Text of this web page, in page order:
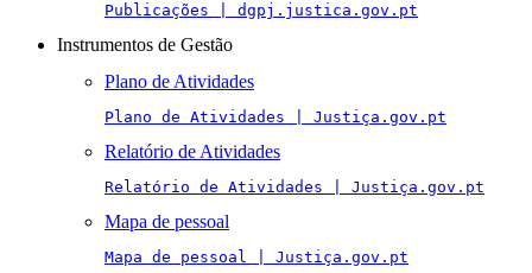
Publicações | dgpj.justica.gov.pt
Instrumentos de Gestão
Plano de Atividades
Plano de Atividades | Justiça.gov.pt
Relatório de Atividades
Relatório de Atividades | Justiça.gov.pt
Mapa de pessoal
Mapa de pessoal | Justiça.gov.pt